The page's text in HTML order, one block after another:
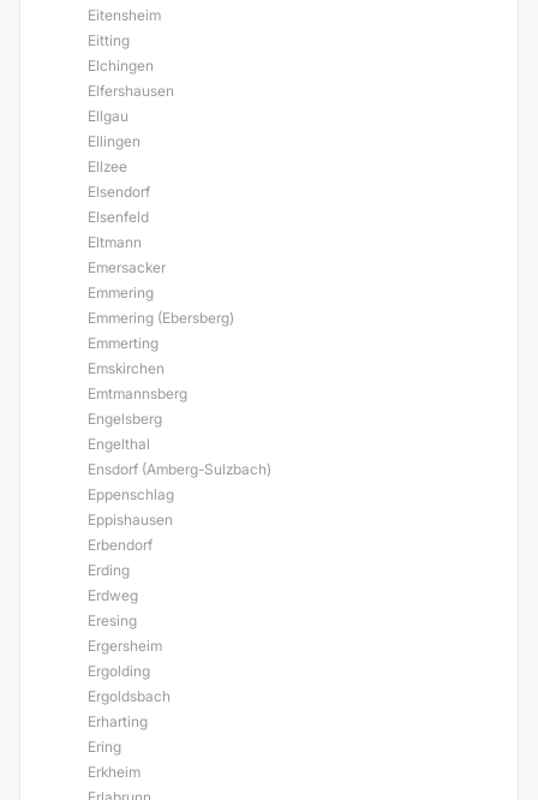
Eitensheim
Eitting
Elchingen
Elfershausen
Ellgau
Ellingen
Ellzee
Elsendorf
Elsenfeld
Eltmann
Emersacker
Emmering
Emmering (Ebersberg)
Emmerting
Emskirchen
Emtmannsberg
Engelsberg
Engelthal
Ensdorf (Amberg-Sulzbach)
Eppenschlag
Eppishausen
Erbendorf
Erding
Erdweg
Eresing
Ergersheim
Ergolding
Ergoldsbach
Erharting
Ering
Erkheim